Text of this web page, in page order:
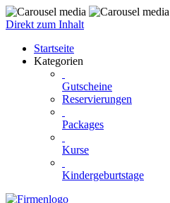
Direkt zum Inhalt
Startseite
Kategorien
Gutscheine
Reservierungen
Packages
Kurse
Kindergeburtstage